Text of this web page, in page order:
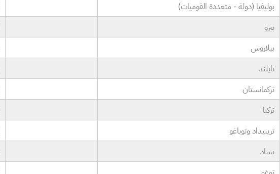
بوليفيا (دولة - متعددة القوميات)
بيرو
بيلاروس
تايلند
تركمانستان
تركيا
ترينيداد وتوباغو
تشاد